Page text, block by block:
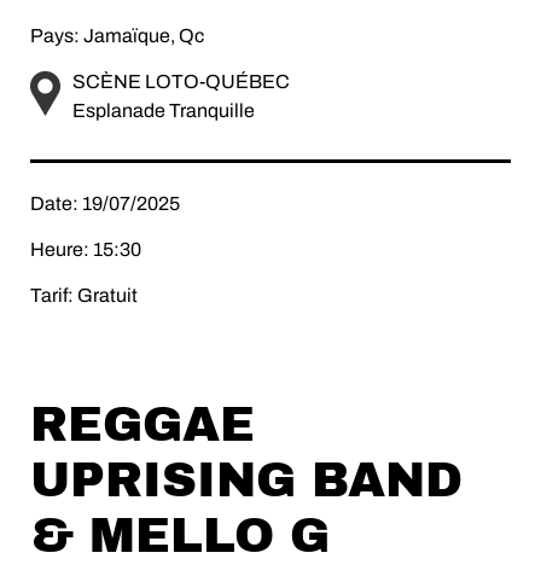
Pays: Jamaïque, Qc
SCÈNE LOTO-QUÉBEC
Esplanade Tranquille
Date: 19/07/2025
Heure: 15:30
Tarif: Gratuit
REGGAE
UPRISING BAND
& MELLO G